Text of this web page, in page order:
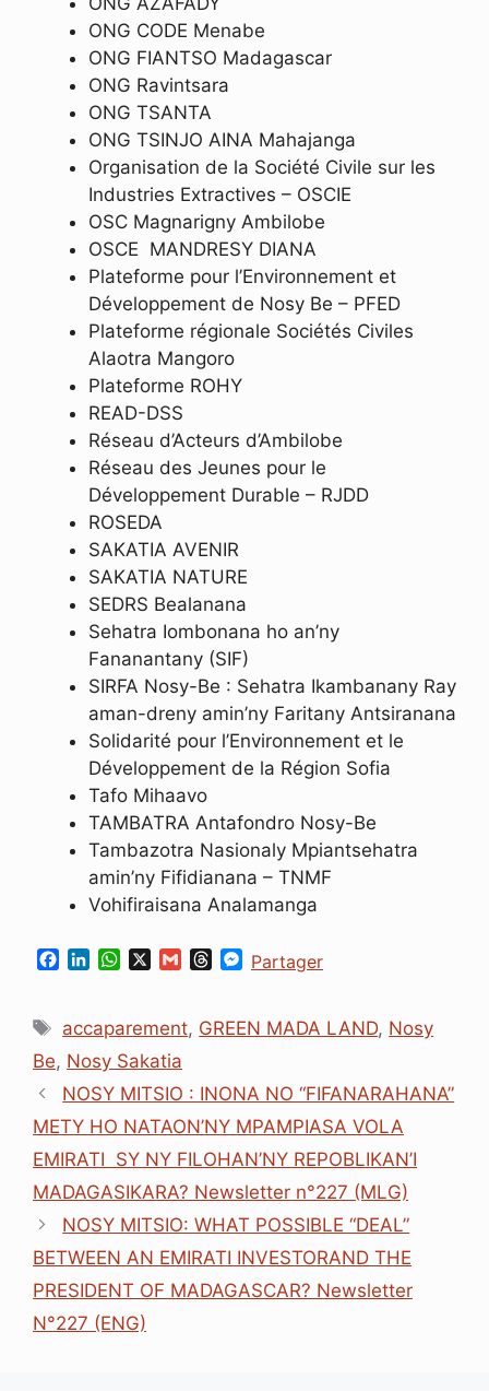
ONG CODE Menabe
ONG FIANTSO Madagascar
ONG Ravintsara
ONG TSANTA
ONG TSINJO AINA Mahajanga
Organisation de la Société Civile sur les
Industries Extractives – OSCIE
OSC Magnarigny Ambilobe
OSCE MANDRESY DIANA
Plateforme pour l’Environnement et
Développement de Nosy Be – PFED
Plateforme régionale Sociétés Civiles
Alaotra Mangoro
Plateforme ROHY
READ-DSS
Réseau d’Acteurs d’Ambilobe
Réseau des Jeunes pour le
Développement Durable – RJDD
ROSEDA
SAKATIA AVENIR
SAKATIA NATURE
SEDRS Bealanana
Sehatra Iombonana ho an’ny
Fananantany (SIF)
SIRFA Nosy-Be : Sehatra Ikambanany Ray
aman-dreny amin’ny Faritany Antsiranana
Solidarité pour l’Environnement et le
Développement de la Région Sofia
Tafo Mihaavo
TAMBATRA Antafondro Nosy-Be
Tambazotra Nasionaly Mpiantsehatra
amin’ny Fifidianana – TNMF
Vohifiraisana Analamanga
e
o
o
k
d
I
W
t
A
p
G
i
e
s
M
s
g
r
Partager
Étiquettes
accaparement, GREEN MADA LAND, Nosy
Be, Nosy Sakatia
NOSY MITSIO : INONA NO “FIFANARAHANA”
METY HO NATAON’NY MPAMPIASA VOLA
EMIRATI SY NY FILOHAN’NY REPOBLIKAN’I
MADAGASIKARA? Newsletter n°227 (MLG)
NOSY MITSIO: WHAT POSSIBLE “DEAL”
BETWEEN AN EMIRATI INVESTORAND THE
PRESIDENT OF MADAGASCAR? Newsletter
N°227 (ENG)